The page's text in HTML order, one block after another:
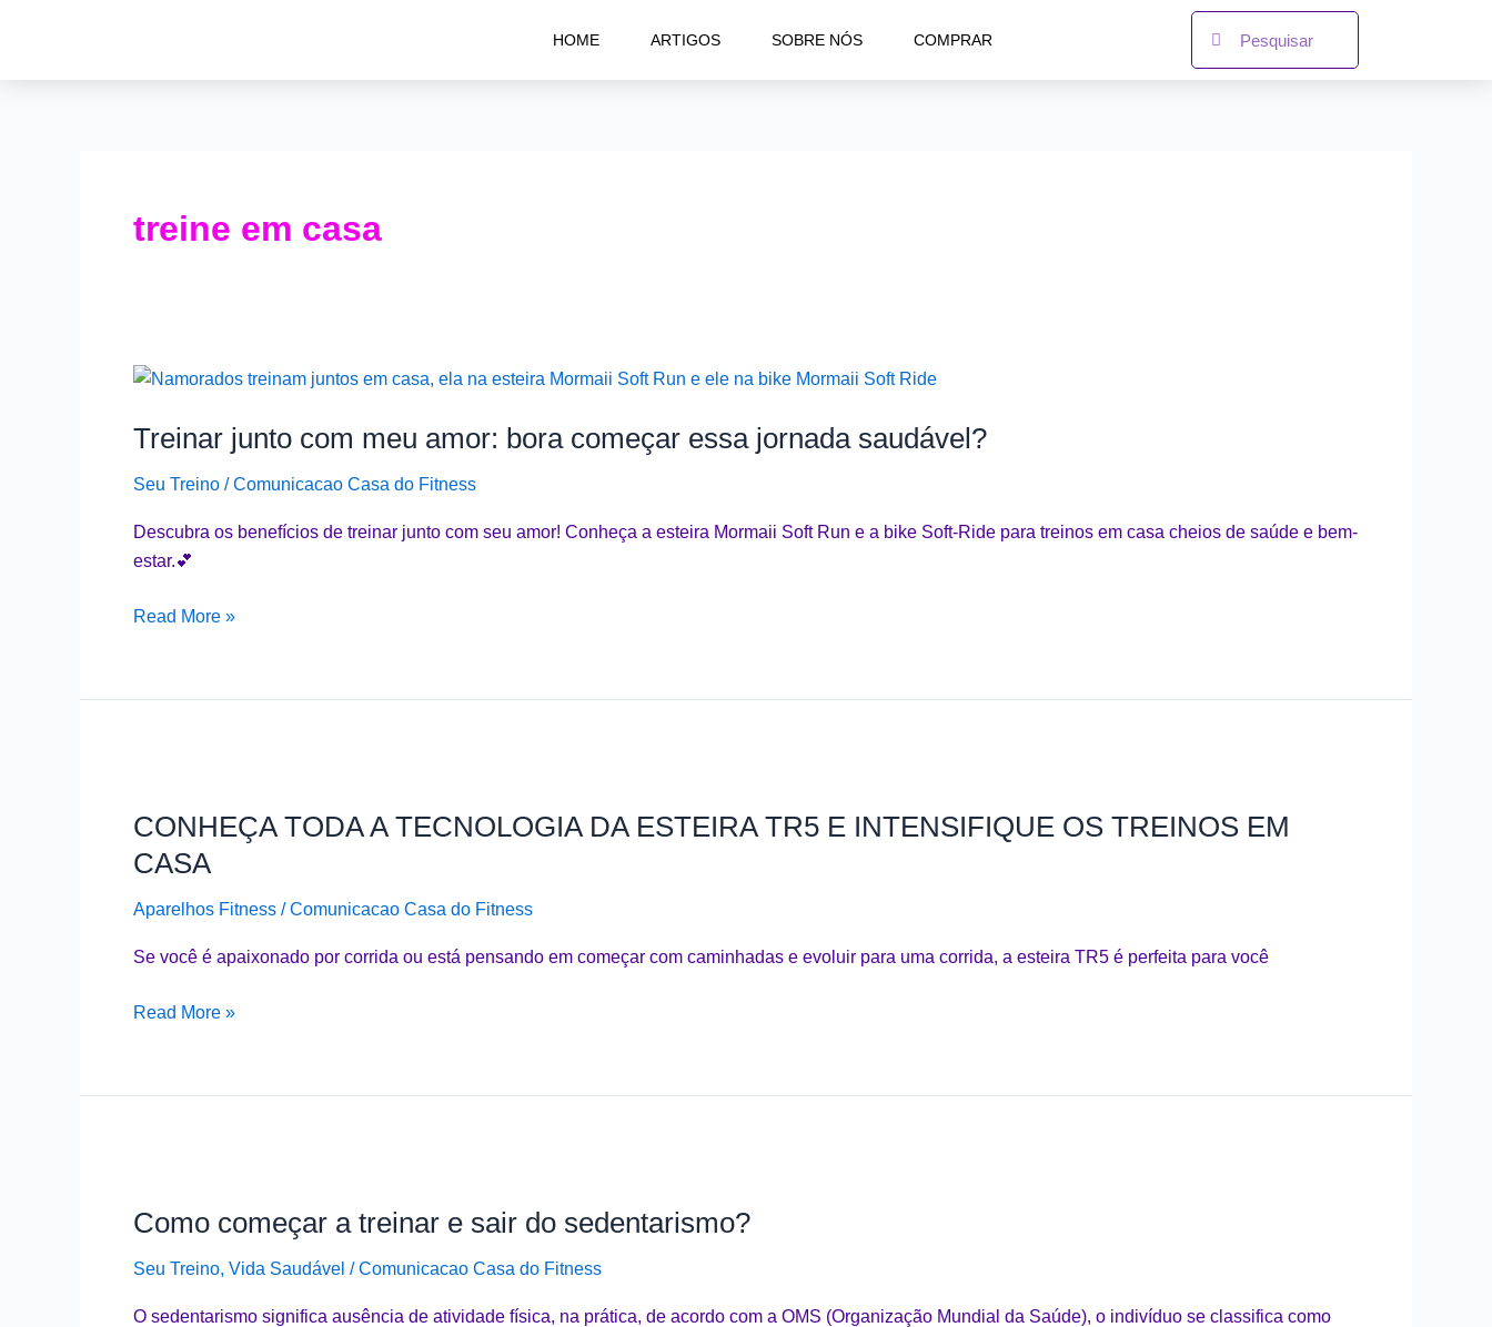
HOME ARTIGOS SOBRE NÓS COMPRAR
treine em casa
Treinar junto com meu amor: bora começar essa jornada saudável?
Seu Treino /Comunicacao Casa do Fitness
Descubra os benefícios de treinar junto com seu amor! Conheça a esteira Mormaii Soft Run e a bike Soft-Ride para treinos em casa cheios de saúde e bem-
estar.💕
Treinar
com
amor:
bora
começar
jornada
Read More »
CONHEÇA TODA A TECNOLOGIA DA ESTEIRA TR5 E INTENSIFIQUE OS TREINOS EM
CASA
Aparelhos Fitness /Comunicacao Casa do Fitness
Se você é apaixonado por corrida ou está pensando em começar com caminhadas e evoluir para uma corrida, a esteira TR5 é perfeita para você
A
TECNOLOGIA
ESTEIRA
E
Read More »
Como começar a treinar e sair do sedentarismo?
Seu Treino, Vida Saudável /Comunicacao Casa do Fitness
O sedentarismo significa ausência de atividade física, na prática, de acordo com a OMS (Organização Mundial da Saúde), o indivíduo se classifica como
a
e
sair